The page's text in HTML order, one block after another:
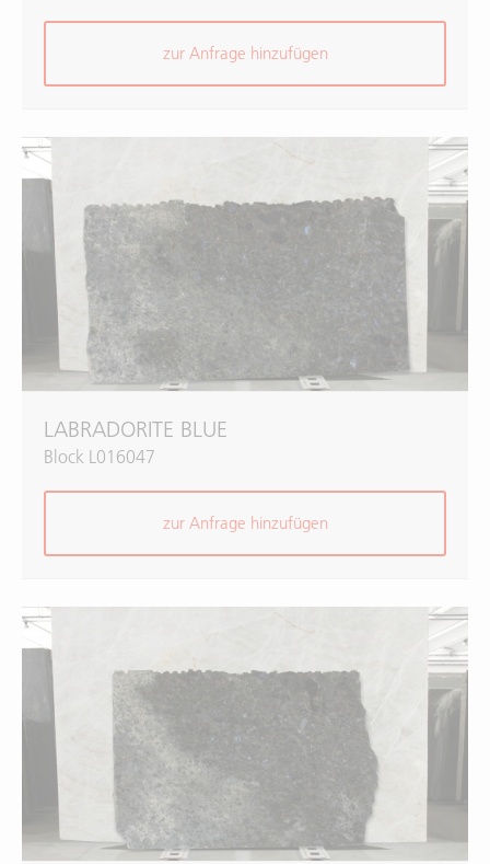
zur Anfrage hinzufügen
LABRADORITE BLUE
Block L016047
zur Anfrage hinzufügen